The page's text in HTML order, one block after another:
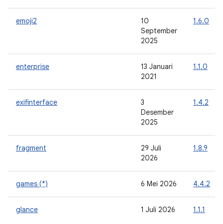
emoji2
10
September
2025
1.6.0
enterprise
13 Januari
2021
1.1.0
exifinterface
3
Desember
2025
1.4.2
fragment
29 Juli
2026
1.8.9
games (*) 6 Mei 2026 4.4.2
glance 1 Juli 2026 1.1.1